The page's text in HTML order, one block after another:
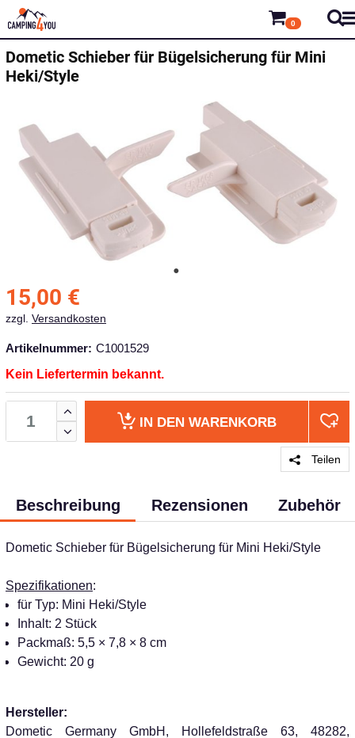
0
Dometic Schieber für Bügelsicherung für Mini
Heki/Style
15,00 €
zzgl. Versandkosten
Artikelnummer: C1001529
Kein Liefertermin bekannt.
IN DEN WARENKORB
Teilen
Beschreibung Rezensionen Zubehör
Dometic Schieber für Bügelsicherung für Mini Heki/Style
Spezifikationen:
für Typ: Mini Heki/Style
Inhalt: 2 Stück
Packmaß: 5,5 × 7,8 × 8 cm
Gewicht: 20 g
Hersteller:
Dometic Germany GmbH, Hollefeldstraße 63, 48282,